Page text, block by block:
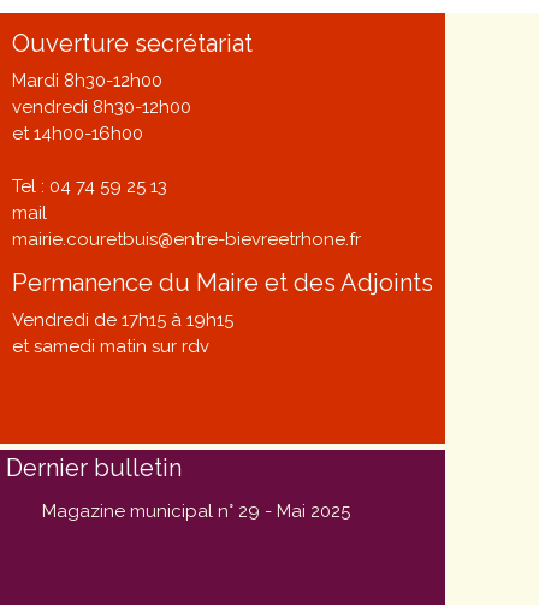
Ouverture secrétariat
Mardi 8h30-12h00
vendredi 8h30-12h00
et 14h00-16h00
Tel : 04 74 59 25 13
mail
mairie.couretbuis@entre-bievreetrhone.fr
Permanence du Maire et des Adjoints
Vendredi de 17h15 à 19h15
et samedi matin sur rdv
Dernier bulletin
Magazine municipal n° 29 - Mai 2025